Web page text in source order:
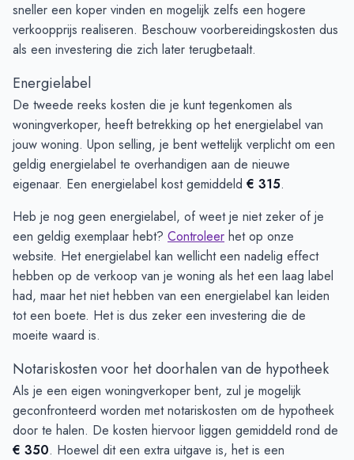
sneller een koper vinden en mogelijk zelfs een hogere
verkoopprijs realiseren. Beschouw voorbereidingskosten dus
als een investering die zich later terugbetaalt.
Energielabel
De tweede reeks kosten die je kunt tegenkomen als
woningverkoper, heeft betrekking op het energielabel van
jouw woning. Upon selling, je bent wettelijk verplicht om een
geldig energielabel te overhandigen aan de nieuwe
eigenaar. Een energielabel kost gemiddeld € 315.
Heb je nog geen energielabel, of weet je niet zeker of je
een geldig exemplaar hebt? Controleer het op onze
website. Het energielabel kan wellicht een nadelig effect
hebben op de verkoop van je woning als het een laag label
had, maar het niet hebben van een energielabel kan leiden
tot een boete. Het is dus zeker een investering die de
moeite waard is.
Notariskosten voor het doorhalen van de hypotheek
Als je een eigen woningverkoper bent, zul je mogelijk
geconfronteerd worden met notariskosten om de hypotheek
door te halen. De kosten hiervoor liggen gemiddeld rond de
€ 350. Hoewel dit een extra uitgave is, het is een